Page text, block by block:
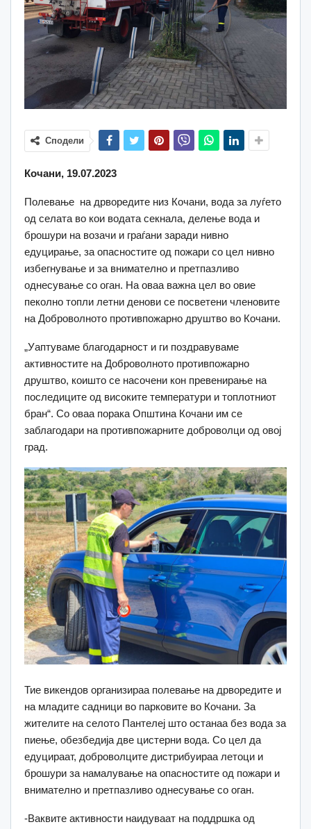
Сподели
Кочани, 19.07.2023
Полевање на дрворедите низ Кочани, вода за луѓето
од селата во кои водата секнала, делење вода и
брошури на возачи и граѓани заради нивно
едуцирање, за опасностите од пожари со цел нивно
избегнување и за внимателно и претпазливо
однесување со оган. На оваа важна цел во овие
пеколно топли летни денови се посветени членовите
на Доброволното противпожарно друштво во Кочани.
„Уаптуваме благодарност и ги поздравуваме
активностите на Доброволното противпожарно
друштво, коишто се насочени кон превенирање на
последиците од високите температури и топлотниот
бран“. Со оваа порака Општина Кочани им се
заблагодари на противпожарните доброволци од овој
град.
Тие викендов организираа полевање на дрворедите и
на младите садници во парковите во Кочани. За
жителите на селото Пантелеј што останаа без вода за
пиење, обезбедија две цистерни вода. Со цел да
едуцираат, доброволците дистрибуираа летоци и
брошури за намалување на опасностите од пожари и
внимателно и претпазливо однесување со оган.
-Ваквите активности наидуваат на поддршка од